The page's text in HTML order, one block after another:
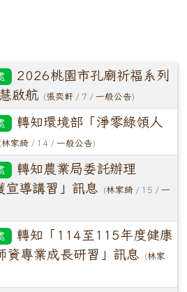
2026桃園市孔廟祈福系列
啟航
(張奕軒 / 7 / 一般公告)
轉知環境部「淨零綠領人
(林家綺 / 14 / 一般公告)
轉知農業局委託辦理
宣導講習」訊息
(林家綺 / 15 / 一
轉知「114至115年度健康
資專業成長研習」訊息
(林家